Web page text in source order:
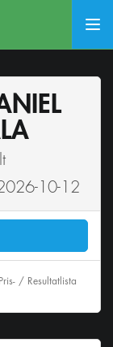
10-12
Pris- / Resultatlista